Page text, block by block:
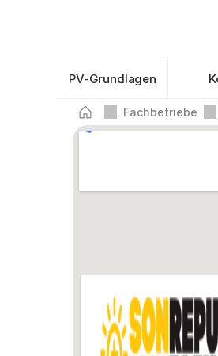
PV-Grundlagen
Fachbetriebe